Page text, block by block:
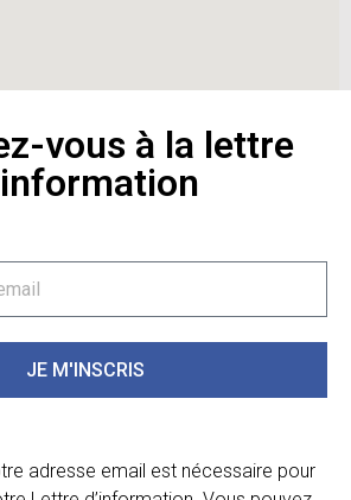
vous à la lettre
JE M'INSCRIS
adresse email est nécessaire pour